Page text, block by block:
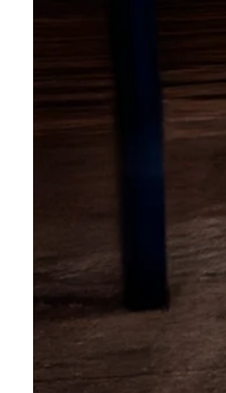
Møl kan være et
ofte opdages, når
efter tekstiler som
tørvarer i
I et område som
boligområder med
er carporte,
opbevaring. Haver
små grønne strøg
omgivelser, hvor
samme. Du kan få
lokale partnere.
med en lokal